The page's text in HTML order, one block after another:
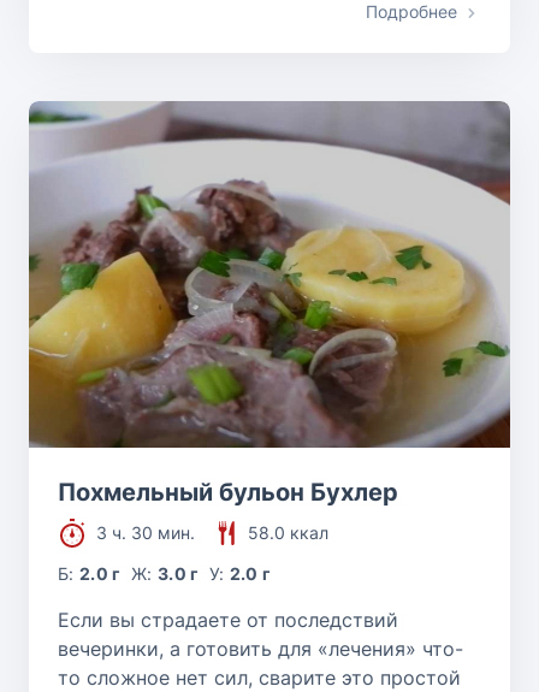
Подробнее
Похмельный бульон Бухлер
3 ч. 30 мин.
58.0 ккал
Б:2.0 г Ж: 3.0 г У: 2.0 г
Если вы страдаете от последствий
вечеринки, а готовить для «лечения» что-
то сложное нет сил, сварите это простой